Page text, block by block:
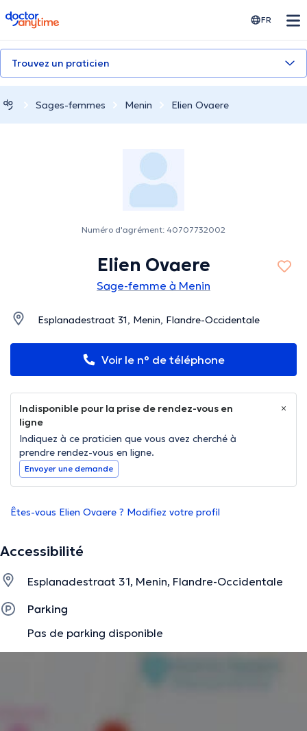
doctoranytime FR
Trouvez un praticien
Sages-femmes Menin Elien Ovaere
Numéro d'agrément: 40707732002
Elien Ovaere
Sage-femme à Menin
Esplanadestraat 31, Menin, Flandre-Occidentale
Voir le n° de téléphone
Indisponible pour la prise de rendez-vous en
ligne
Indiquez à ce praticien que vous avez cherché à
prendre rendez-vous en ligne.
Envoyer une demande
Êtes-vous Elien Ovaere ? Modifiez votre profil
Accessibilité
Esplanadestraat 31, Menin, Flandre-Occidentale
Parking
Pas de parking disponible